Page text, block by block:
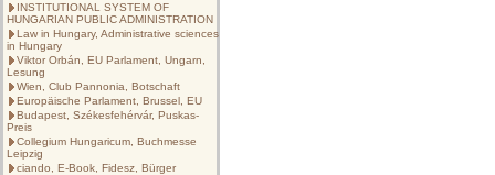
INSTITUTIONAL SYSTEM OF
HUNGARIAN PUBLIC ADMINISTRATION
Law in Hungary, Administrative sciences
in Hungary
Viktor Orbán, EU Parlament, Ungarn,
Lesung
Wien, Club Pannonia, Botschaft
Europäische Parlament, Brussel, EU
Budapest, Székesfehérvár, Puskas-
Preis
Collegium Hungaricum, Buchmesse
Leipzig
ciando, E-Book, Fidesz, Bürger